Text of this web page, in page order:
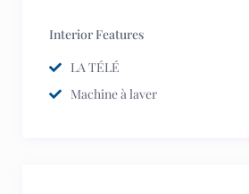
Interior Features
LA TÉLÉ
Machine à laver